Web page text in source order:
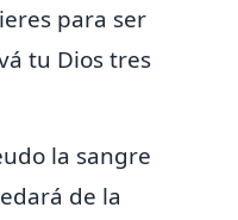
para ser
tu Dios tres
la sangre
de la